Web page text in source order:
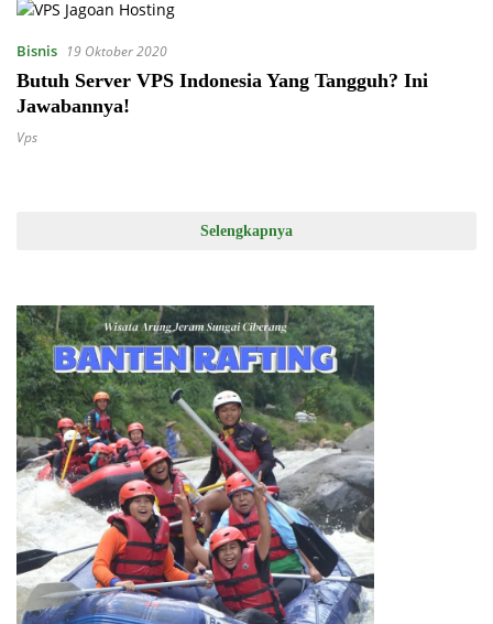
Bisnis 19 Oktober 2020
Butuh Server VPS Indonesia Yang Tangguh? Ini
Jawabannya!
Vps
Selengkapnya